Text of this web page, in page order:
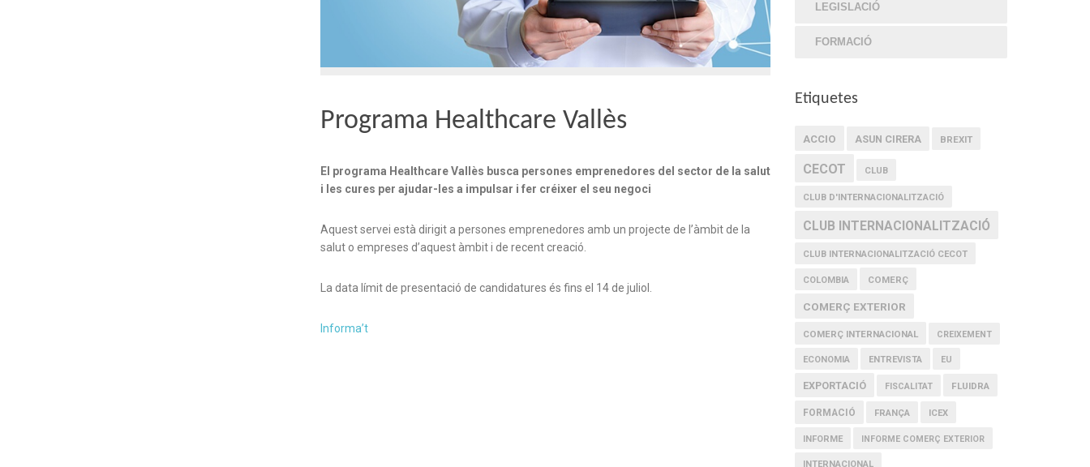
Programa Healthcare Vallès
El programa Healthcare Vallès busca persones emprenedores del sector de la salut
i les cures per ajudar-les a impulsar i fer créixer el seu negoci
Aquest servei està dirigit a persones emprenedores amb un projecte de l’àmbit de la
salut o empreses d’aquest àmbit i de recent creació.
La data límit de presentació de candidatures és fins el 14 de juliol.
Informa’t
LEGISLACIÓ
FORMACIÓ
Etiquetes
ACCIO ASUN CIRERA BREXIT
CECOT CLUB
CLUB D'INTERNACIONALITZACIÓ
CLUB INTERNACIONALITZACIÓ
CLUB INTERNACIONALITZACIÓ CECOT
COLOMBIA COMERÇ
COMERÇ EXTERIOR
COMERÇ INTERNACIONAL CREIXEMENT
ECONOMIA ENTREVISTA EU
EXPORTACIÓ FISCALITAT FLUIDRA
FORMACIÓ FRANÇA ICEX
INFORME INFORME COMERÇ EXTERIOR
INTERNACIONAL